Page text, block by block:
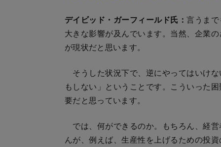
デイビッド・ガーフィールド氏：言うま
大きな影響が及んでいます。当然、企業
が現状だと思います。
そうした状況下で、逆にやってはいけ
もしない」ということです。こういった
要だと思っています。
では、何ができるのか。もちろん、経
んが、例えば、生産性を上げるための投